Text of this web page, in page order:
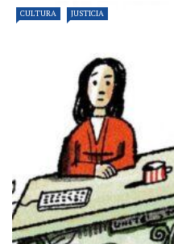
CULTURA JUSTICIA